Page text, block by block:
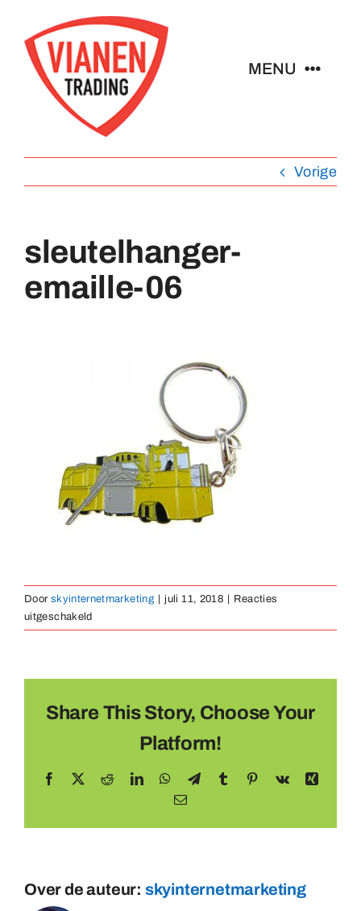
naar
inhoud
MENU
Buttons
Pins
Emblemen
Contact
Vorige
sleutelhanger-
emaille-06
Door skyinternetmarketing juli 11, 2018
Reacties
uitgeschakeldvoor
sleutelhanger-
Share This Story, Choose Your
Platform!
Facebook RedditLinkedInWhatsApp
TelegramTumblr Pinterest
Vk
Xing
E-
Over de auteur: skyinternetmarketing